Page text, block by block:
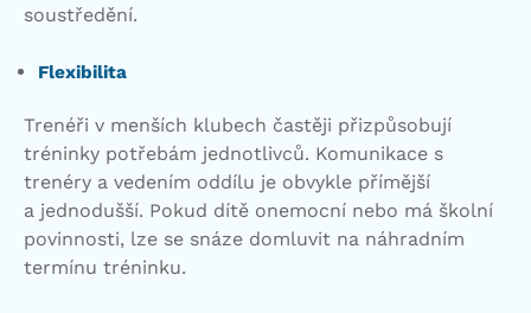
soustředění.
Flexibilita
Trenéři v menších klubech častěji přizpůsobují
tréninky potřebám jednotlivců. Komunikace s
trenéry a vedením oddílu je obvykle přímější
a jednodušší. Pokud dítě onemocní nebo má školní
povinnosti, lze se snáze domluvit na náhradním
termínu tréninku.